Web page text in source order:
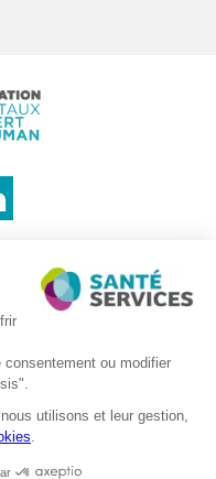
CATERING
personnels
droits réservés